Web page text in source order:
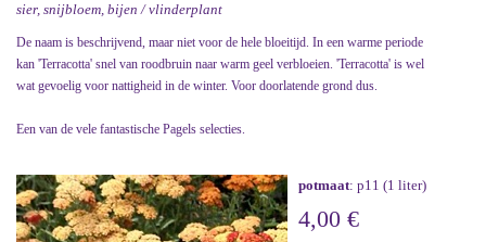
sier, snijbloem, bijen / vlinderplant
De naam is beschrijvend, maar niet voor de hele bloeitijd. In een warme periode
kan 'Terracotta' snel van roodbruin naar warm geel verbloeien. 'Terracotta' is wel
wat gevoelig voor nattigheid in de winter. Voor doorlatende grond dus.
Een van de vele fantastische Pagels selecties.
potmaat: p11 (1 liter)
4,00 €